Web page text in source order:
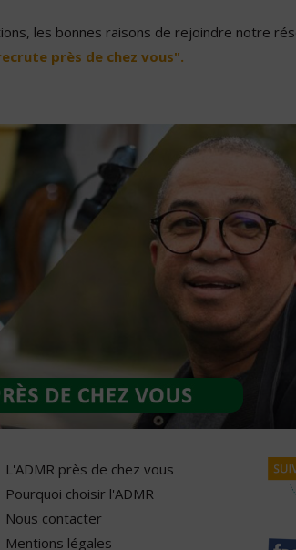
les bonnes raisons de rejoindre notre
près de chez vous".
L'ADMR près de chez vous
Pourquoi choisir l'ADMR
Nous contacter
Mentions légales